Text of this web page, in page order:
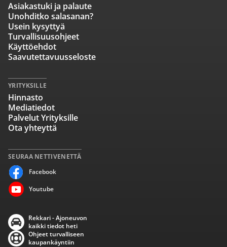
SEURAA NETTIVENETTÄ
Facebook
Youtube
Asiakastuki ja palaute
Unohditko salasanan?
Usein kysyttyä
Turvallisuusohjeet
Käyttöehdot
Saavutettavuusseloste
YRITYKSILLE
Hinnasto
Mediatiedot
Palvelut Yrityksille
Ota yhteyttä
Rekkari - Ajoneuvon
kaikki tiedot heti
Ohjeet turvalliseen
kaupankäyntiin